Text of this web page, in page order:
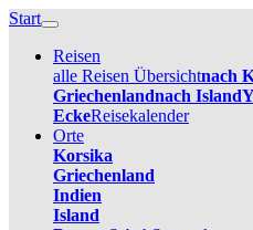
Start
Reisen
alle Reisen Übersichtnach
Griechenlandnach Island
EckeReisekalender
Orte
Korsika
Griechenland
Indien
Island